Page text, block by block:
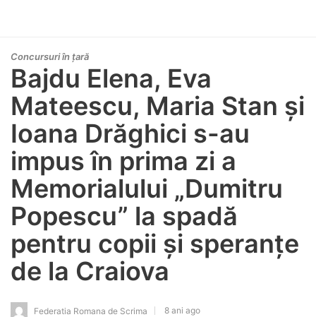
Concursuri în țară
Bajdu Elena, Eva
Mateescu, Maria Stan și
Ioana Drăghici s-au
impus în prima zi a
Memorialului „Dumitru
Popescu” la spadă
pentru copii și speranțe
de la Craiova
Federatia Romana de Scrima 8 ani ago